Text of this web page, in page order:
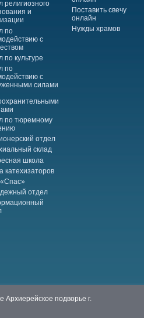
религиозного
и
по
с
по культуре
по
с
силами
по тюремному
отдел
склад
школа
катехизаторов
отдел
Поставить свечу
онлайн
Нужды храмов
подворье г.